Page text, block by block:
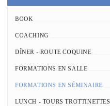
BOOK
COACHING
DÎNER - ROUTE COQUINE
FORMATIONS EN SALLE
FORMATIONS EN SÉMINAIRE
LUNCH - TOURS TROTTINETTES